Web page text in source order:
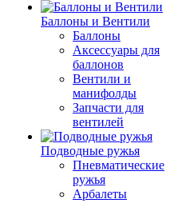
Баллоны и Вентили
Баллоны
Аксессуары для
баллонов
Вентили и
манифолды
Запчасти для
вентилей
Подводные ружья
Пневматические
ружья
Арбалеты